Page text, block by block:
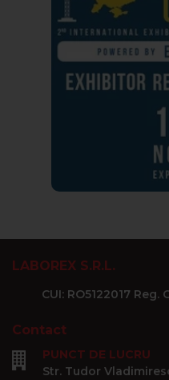
LABOREX S.R.L.
CUI: RO5122017
Contact
PUNCT DE LUCRU
Str. Tudor